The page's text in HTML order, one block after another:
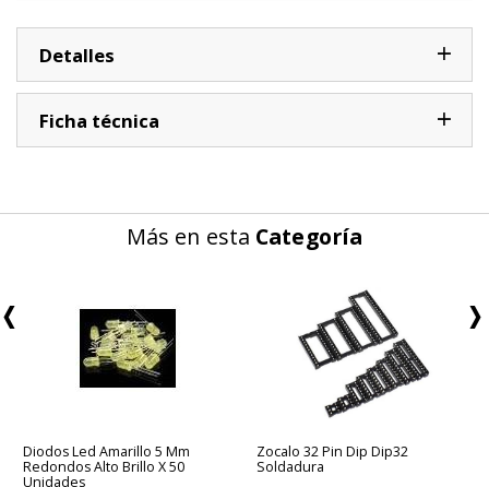
Detalles
Ficha técnica
Más en esta Categoría
Diodos Led Amarillo 5 Mm
Redondos Alto Brillo X 50
Unidades
Zocalo 32 Pin Dip Dip32
Soldadura